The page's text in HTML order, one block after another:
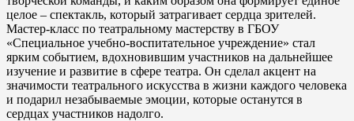
целое – спектакль, который затрагивает сердца зрителей.
Мастер-класс по театральному мастерству в ГБОУ
«Специальное учебно-воспитательное учреждение» стал
ярким событием, вдохновившим участников на дальнейшее
изучение и развитие в сфере театра. Он сделал акцент на
значимости театрального искусства в жизни каждого человека
и подарил незабываемые эмоции, которые останутся в
сердцах участников надолго.